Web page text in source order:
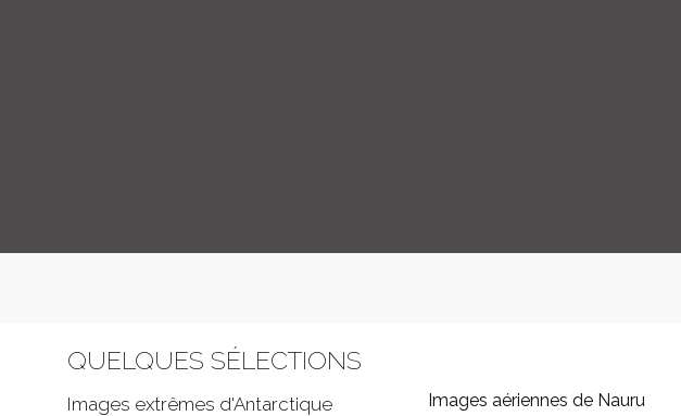
QUELQUES SÉLECTIONS
Images extrêmes d'Antarctique
Images aériennes de Nauru